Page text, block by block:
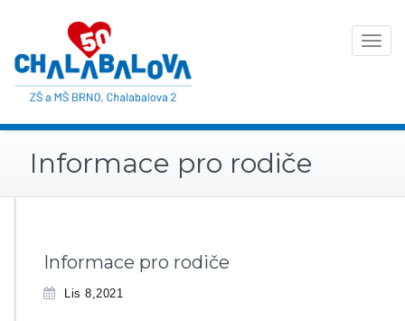
Toggle
Informace pro rodiče
Informace pro rodiče
Lis 8,2021